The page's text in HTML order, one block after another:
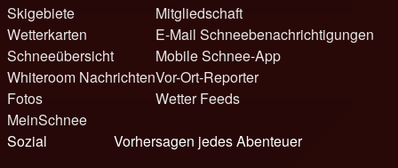
Skigebiete
Wetterkarten
Schneeübersicht
Whiteroom Nachrichten
Fotos
MeinSchnee
Mitgliedschaft
E-Mail Schneebenachrichtigungen
Mobile Schnee-App
Vor-Ort-Reporter
Wetter Feeds
Sozial
Vorhersagen jedes Abenteuer